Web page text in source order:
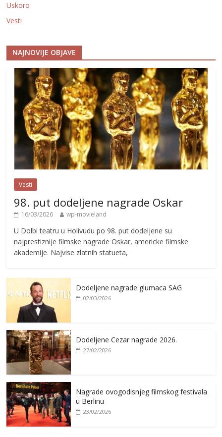
Uskoro
Vesti
NAJNOVIJE OBJAVE
Vesti
98. put dodeljene nagrade Oskar
16/03/2026 wp-movieland
U Dolbi teatru u Holivudu po 98. put dodeljene su
najprestiznije filmske nagrade Oskar, americke filmske
akademije. Najvise zlatnih statueta,
Dodeljene nagrade glumaca SAG
02/03/2026
Dodeljene Cezar nagrade 2026.
27/02/2026
Nagrade ovogodisnjeg filmskog festivala
u Berlinu
23/02/2026